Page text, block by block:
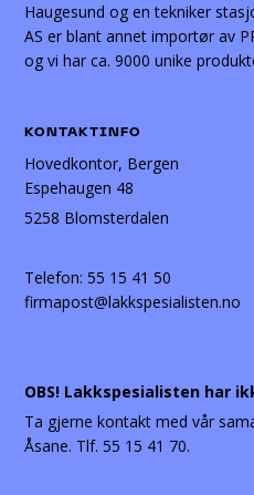
Haugesund og en tekniker
AS er blant annet importør av
og vi har ca. 9000 unike
KONTAKTINFO
Hovedkontor, Bergen
Espehaugen 48
5258 Blomsterdalen
Telefon:55 15 41 50
firmapost@lakkspesialisten.no
OBS! Lakkspesialisten har
Ta gjerne kontakt med vår
Åsane. Tlf. 55 15 41 70.